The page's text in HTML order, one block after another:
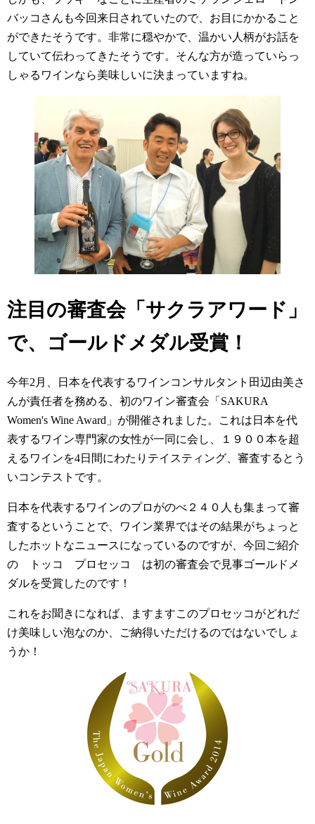
バッコさんも今回来日されていたので、お目にかかること
ができたそうです。非常に穏やかで、温かい人柄がお話を
していて伝わってきたそうです。そんな方が造っていらっ
しゃるワインなら美味しいに決まっていますね。
注目の審査会「サクラアワード」
で、ゴールドメダル受賞！
今年2月、日本を代表するワインコンサルタント田辺由美さ
んが責任者を務める、初のワイン審査会「SAKURA
Women's Wine Award」が開催されました。これは日本を代
表するワイン専門家の女性が一同に会し、１９００本を超
えるワインを4日間にわたりテイスティング、審査するとう
いコンテストです。
日本を代表するワインのプロがのべ２４０人も集まって審
査するということで、ワイン業界ではその結果がちょっと
したホットなニュースになっているのですが、今回ご紹介
の トッコ プロセッコ は初の審査会で見事ゴールドメ
ダルを受賞したのです！
これをお聞きになれば、ますますこのプロセッコがどれだ
け美味しい泡なのか、ご納得いただけるのではないでしょ
うか！